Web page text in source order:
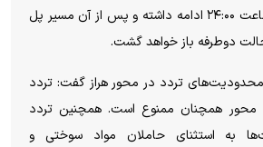
این محدودیت‌ها تا ساعت ۲۴:۰۰ ادامه داشته و پس از آن مسیر پل
حالت دوطرفه باز خواهد گشت.
محدودیت‌های تردد در محور هراز گفت: تردد
محور همچنان ممنوع است. همچنین تردد
به استثنای حاملان مواد سوختی و